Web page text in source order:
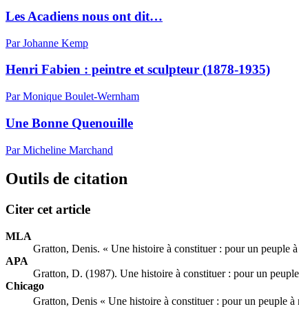
Les Acadiens nous ont dit…
Par Johanne Kemp
Henri Fabien : peintre et sculpteur (1878-1935)
Par Monique Boulet-Wernham
Une Bonne Quenouille
Par Micheline Marchand
Outils de citation
Citer cet article
MLA
Gratton, Denis. « Une histoire à constituer : pour un peuple à
APA
Gratton, D. (1987). Une histoire à constituer : pour un peuple
Chicago
Gratton, Denis « Une histoire à constituer : pour un peuple à